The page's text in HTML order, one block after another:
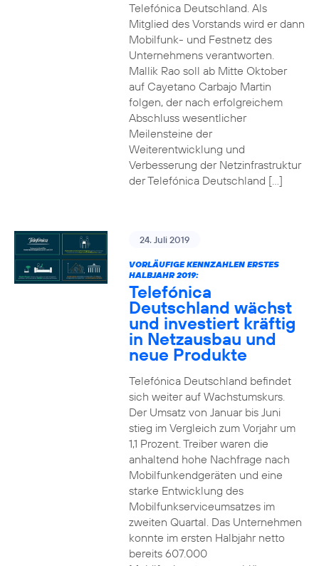
Telefónica Deutschland. Als
Mitglied des Vorstands wird er dann
Mobilfunk- und Festnetz des
Unternehmens verantworten.
Mallik Rao soll ab Mitte Oktober
auf Cayetano Carbajo Martin
folgen, der nach erfolgreichem
Abschluss wesentlicher
Meilensteine der
Weiterentwicklung und
Verbesserung der Netzinfrastruktur
der Telefónica Deutschland […]
24. Juli 2019
VORLÄUFIGE KENNZAHLEN ERSTES
HALBJAHR 2019:
Telefónica
Deutschland wächst
und investiert kräftig
in Netzausbau und
neue Produkte
Telefónica Deutschland befindet
sich weiter auf Wachstumskurs.
Der Umsatz von Januar bis Juni
stieg im Vergleich zum Vorjahr um
1,1 Prozent. Treiber waren die
anhaltend hohe Nachfrage nach
Mobilfunkendgeräten und eine
starke Entwicklung des
Mobilfunkserviceumsatzes im
zweiten Quartal. Das Unternehmen
konnte im ersten Halbjahr netto
bereits 607.000